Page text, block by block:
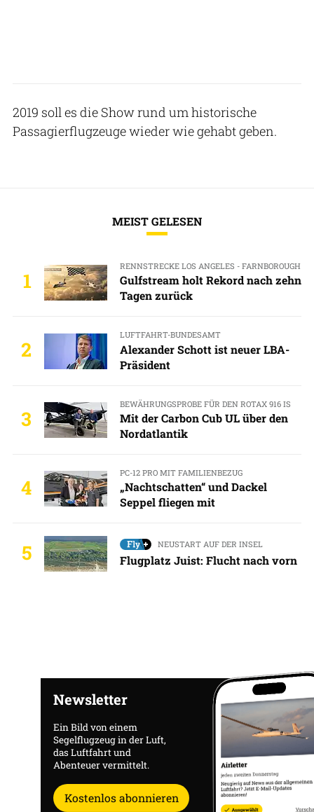
2019 soll es die Show rund um historische
Passagierflugzeuge wieder wie gehabt geben.
MEIST GELESEN
1
RENNSTRECKE LOS ANGELES - FARNBOROUGH
Gulfstream holt Rekord nach zehn
Tagen zurück
2
LUFTFAHRT-BUNDESAMT
Alexander Schott ist neuer LBA-
Präsident
3
BEWÄHRUNGSPROBE FÜR DEN ROTAX 916 IS
Mit der Carbon Cub UL über den
Nordatlantik
4
PC-12 PRO MIT FAMILIENBEZUG
„Nachtschatten“ und Dackel
Seppel fliegen mit
5 NEUSTART AUF DER INSEL
Flugplatz Juist: Flucht nach vorn
Newsletter
Ein Bild von einem
Segelflugzeug in der Luft,
das Luftfahrt und
Abenteuer vermittelt.
Kostenlos abonnieren